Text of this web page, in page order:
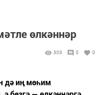
өлкәннәр
303 0 0
дә иң мөһим